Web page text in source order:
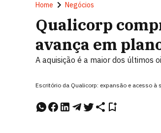
Home Negócios
Qualicorp
avança em
A aquisição é a maior dos últimos
Escritório da Qualicorp: expansão e acesso